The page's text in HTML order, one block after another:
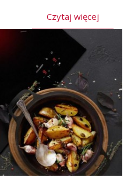
Czytaj więcej